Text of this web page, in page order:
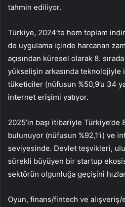
tahmin ediliyor.
Türkiye, 2024’te hem toplam
de uygulama içinde harcanan
açısından küresel olarak 8. sırada
yükselişin arkasında teknolojiyle
tüketiciler (nüfusun %50,9’u 34
internet erişimi yatıyor.
2025’in başı itibariyle
bulunuyor (nüfusun %92,1’i) ve
seviyesinde. Devlet teşvikleri,
sürekli büyüyen bir startup
sektörün olgunluğa geçişini
Oyun, finans/fintech ve